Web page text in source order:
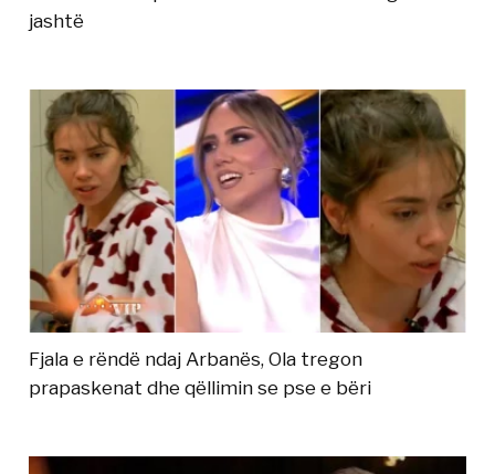
jashtë
Fjala e rëndë ndaj Arbanës, Ola tregon
prapaskenat dhe qëllimin se pse e bëri